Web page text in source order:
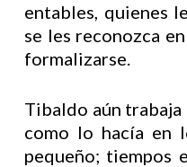
entables, quienes
se les reconozca
formalizarse.
Tibaldo aún
como lo hacía en
pequeño; tiempos